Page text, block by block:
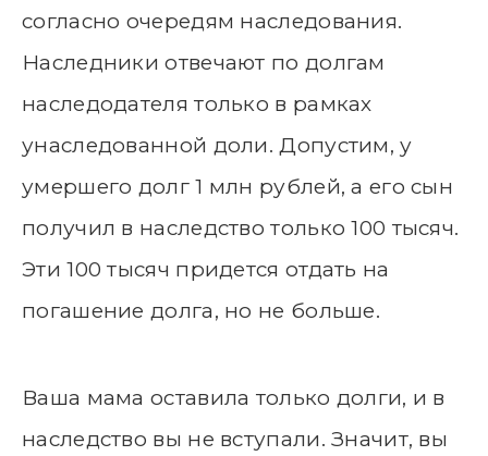
согласно очередям наследования.
Наследники отвечают по долгам
наследодателя только в рамках
унаследованной доли. Допустим, у
умершего долг 1 млн рублей, а его сын
получил в наследство только 100 тысяч.
Эти 100 тысяч придется отдать на
погашение долга, но не больше.
Ваша мама оставила только долги, и в
наследство вы не вступали. Значит, вы